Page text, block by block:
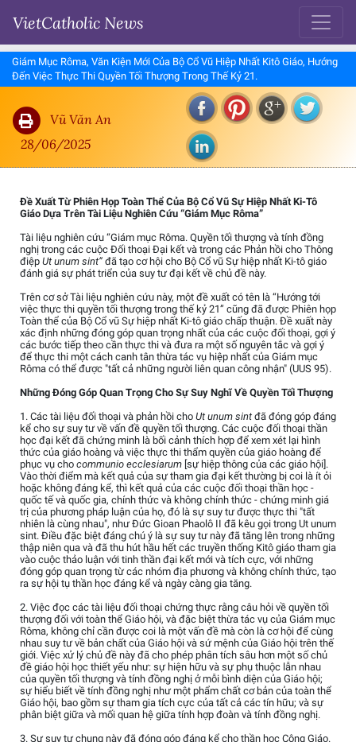
VietCatholic News
Giám Mục Rôma, Văn Kiện Mới Của Bộ Cổ Vũ Hiệp Nhất Kitô Giáo, Hướng
Đến Việc Thực Thi Quyền Tối Thượng Trong Thế Kỷ 21.
Vũ Văn An
28/06/2025
Đề Xuất Từ Phiên Họp Toàn Thể Của Bộ Cổ Vũ Sự Hiệp Nhất Ki-Tô
Giáo Dựa Trên Tài Liệu Nghiên Cứu “Giám Mục Rôma”
Tài liệu nghiên cứu “Giám mục Rôma. Quyền tối thượng và tính đồng
nghị trong các cuộc Đối thoại Đại kết và trong các Phản hồi cho Thông
điệp Ut unum sint” đã tạo cơ hội cho Bộ Cổ vũ Sự hiệp nhất Ki-tô giáo
đánh giá sự phát triển của suy tư đại kết về chủ đề này.
Trên cơ sở Tài liệu nghiên cứu này, một đề xuất có tên là “Hướng tới
việc thực thi quyền tối thượng trong thế kỷ 21” cũng đã được Phiên họp
Toàn thể của Bộ Cổ vũ Sự hiệp nhất Ki-tô giáo chấp thuận. Đề xuất này
xác định những đóng góp quan trọng nhất của các cuộc đối thoại, gợi ý
các bước tiếp theo cần thực thi và đưa ra một số nguyên tắc và gợi ý
để thực thi một cách canh tân thừa tác vụ hiệp nhất của Giám mục
Rôma có thể được "tất cả những người liên quan công nhận" (UUS 95).
Những Đóng Góp Quan Trọng Cho Sự Suy Nghĩ Về Quyền Tối Thượng
1. Các tài liệu đối thoại và phản hồi cho Ut unum sint đã đóng góp đáng
kể cho sự suy tư về vấn đề quyền tối thượng. Các cuộc đối thoại thần
học đại kết đã chứng minh là bối cảnh thích hợp để xem xét lại hình
thức của giáo hoàng và việc thực thi thẩm quyền của giáo hoàng để
phục vụ cho communio ecclesiarum [sự hiệp thông của các giáo hội].
Vào thời điểm mà kết quả của sự tham gia đại kết thường bị coi là ít ỏi
hoặc không đáng kể, thì kết quả của các cuộc đối thoại thần học -
quốc tế và quốc gia, chính thức và không chính thức - chứng minh giá
trị của phương pháp luận của họ, đó là sự suy tư được thực thi "tất
nhiên là cùng nhau", như Đức Gioan Phaolô II đã kêu gọi trong Ut unum
sint. Điều đặc biệt đáng chú ý là sự suy tư này đã tăng lên trong những
thập niên qua và đã thu hút hầu hết các truyền thống Kitô giáo tham gia
vào cuộc thảo luận với tinh thần đại kết mới và tích cực, với những
đóng góp quan trọng từ các nhóm địa phương và không chính thức, tạo
ra sự hội tụ thần học đáng kể và ngày càng gia tăng.
2. Việc đọc các tài liệu đối thoại chứng thực rằng câu hỏi về quyền tối
thượng đối với toàn thể Giáo hội, và đặc biệt thừa tác vụ của Giám mục
Rôma, không chỉ cần được coi là một vấn đề mà còn là cơ hội để cùng
nhau suy tư về bản chất của Giáo hội và sứ mệnh của Giáo hội trên thế
giới. Việc xử lý chủ đề này đã cho phép phân tích sâu hơn một số chủ
đề giáo hội học thiết yếu như: sự hiện hữu và sự phụ thuộc lẫn nhau
của quyền tối thượng và tính đồng nghị ở mỗi bình diện của Giáo hội;
sự hiểu biết về tính đồng nghị như một phẩm chất cơ bản của toàn thể
Giáo hội, bao gồm sự tham gia tích cực của tất cả các tín hữu; và sự
phân biệt giữa và mối quan hệ giữa tính hợp đoàn và tính đồng nghị.
3. Sự suy tư chung này đã đóng góp đáng kể cho thần học Công Giáo.